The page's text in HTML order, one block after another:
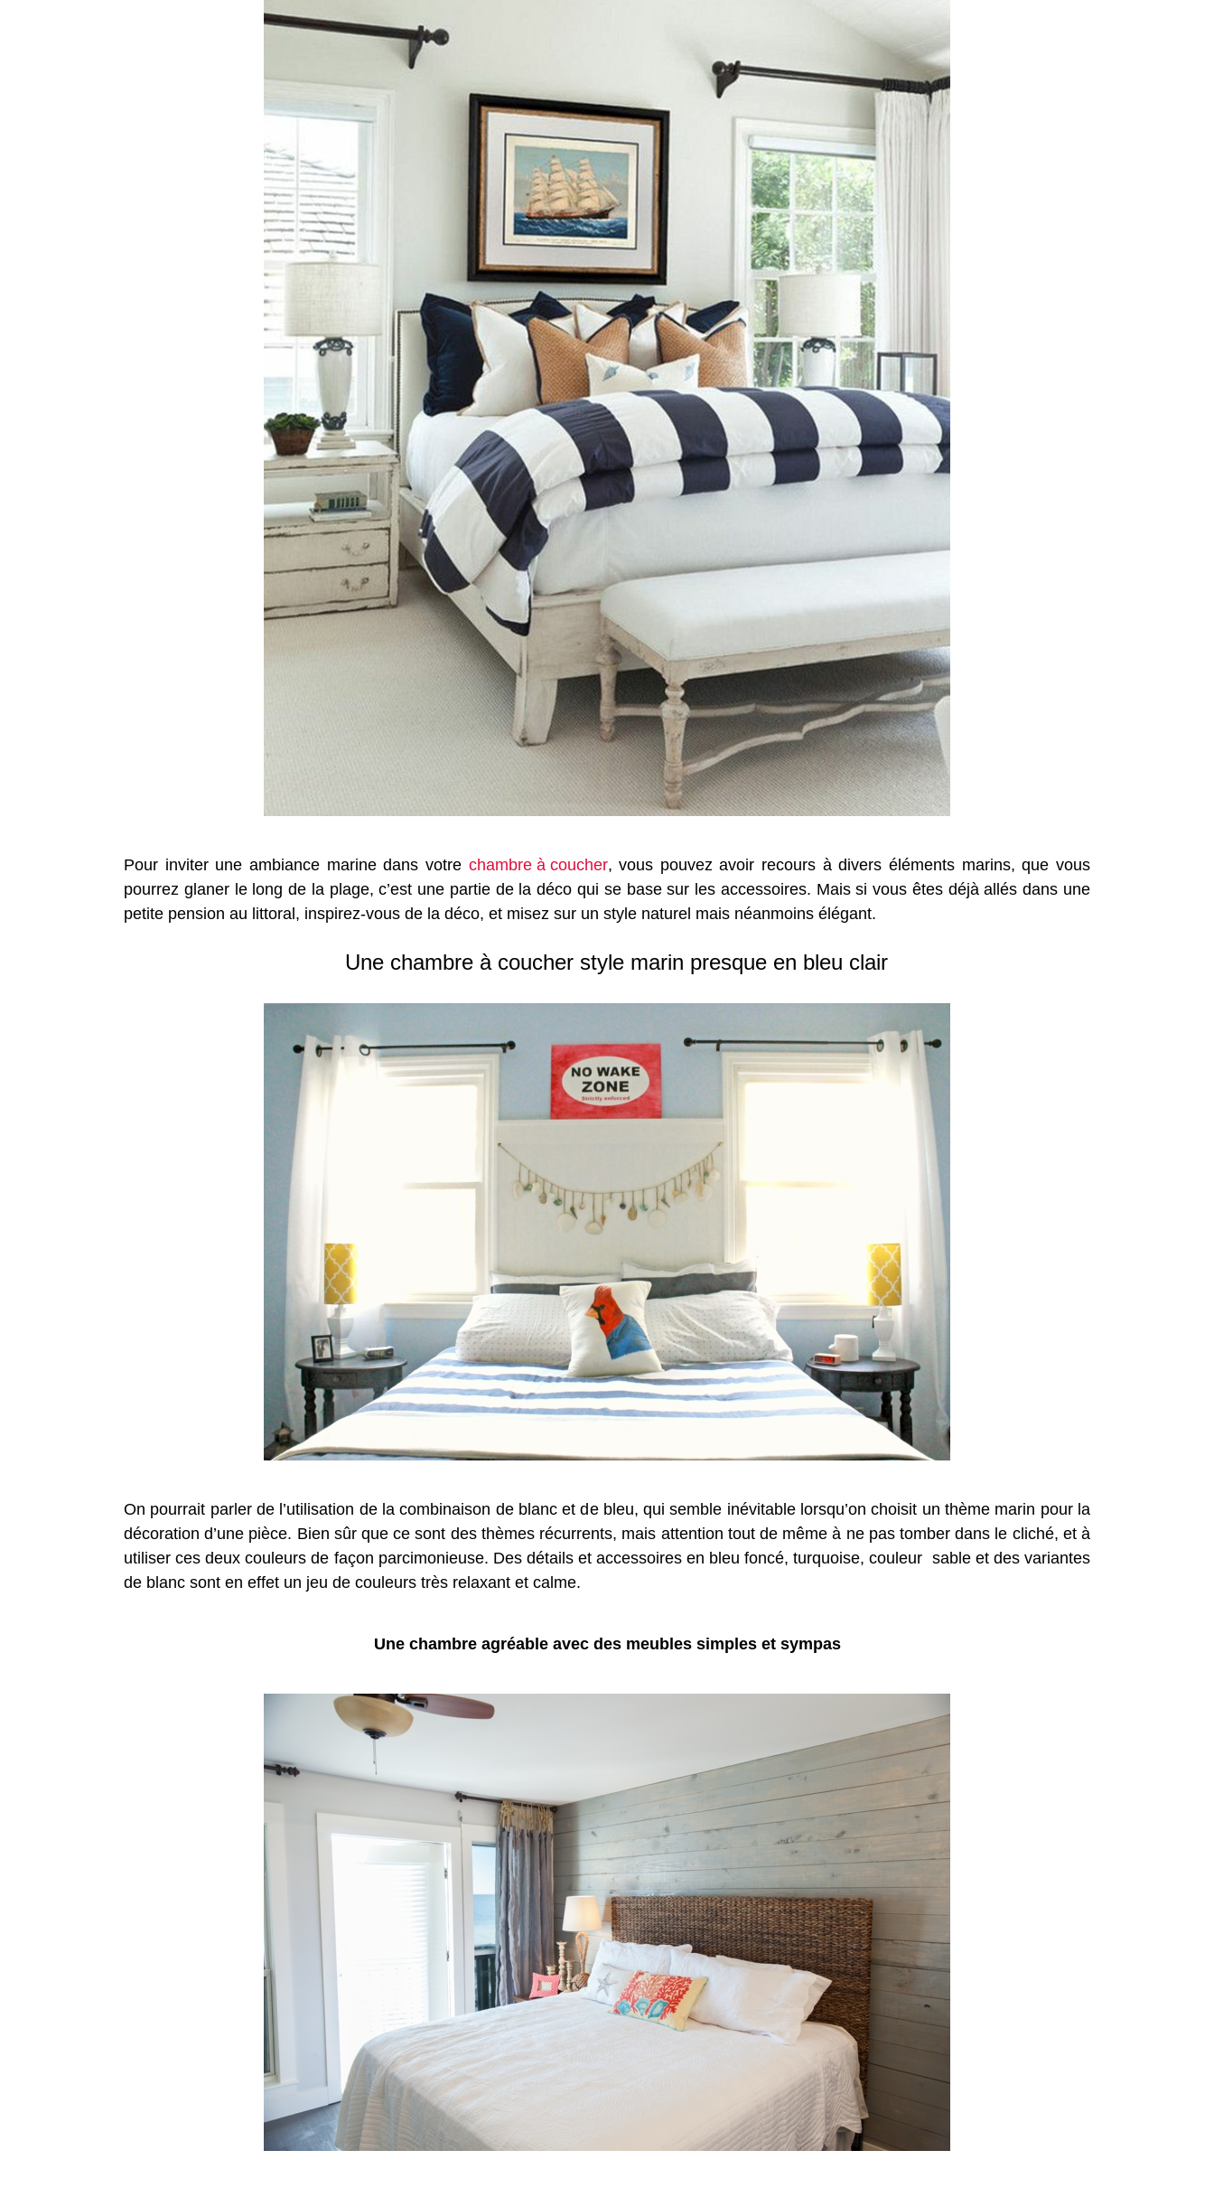
Pour inviter une ambiance marine dans votre chambre à coucher, vous pouvez avoir recours à divers éléments marins, que vous
pourrez glaner le long de la plage, c’est une partie de la déco qui se base sur les accessoires. Mais si vous êtes déjà allés dans une
petite pension au littoral, inspirez-vous de la déco, et misez sur un style naturel mais néanmoins élégant.
Une chambre à coucher style marin presque en bleu clair
On pourrait parler de l’utilisation de la combinaison de blanc et de bleu, qui semble inévitable lorsqu’on choisit un thème marin pour la
décoration d’une pièce. Bien sûr que ce sont des thèmes récurrents, mais attention tout de même à ne pas tomber dans le cliché, et à
utiliser ces deux couleurs de façon parcimonieuse. Des détails et accessoires en bleu foncé, turquoise, couleur sable et des variantes
de blanc sont en effet un jeu de couleurs très relaxant et calme.
Une chambre agréable avec des meubles simples et sympas